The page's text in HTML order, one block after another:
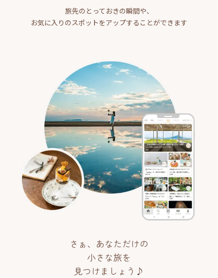
旅先のとっておきの瞬間や、
お気に入りのスポットをアップすることができます
さぁ、あなただけの
小さな旅を
見つけましょう♪